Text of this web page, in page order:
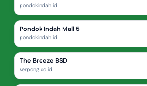
pondokindah.id
Pondok Indah Mall 5
pondokindah.id
The Breeze BSD
serpong.co.id